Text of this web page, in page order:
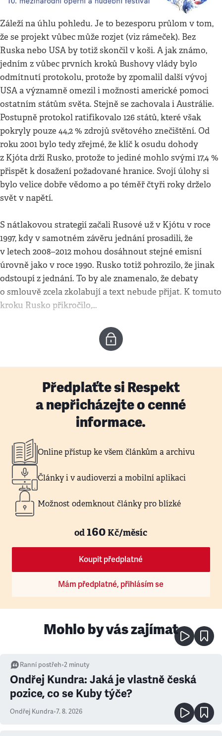
Záleží na úhlu pohledu. Je to bezesporu průlom v tom,
že se projekt vůbec může rozjet (viz rámeček). Bez
Ruska nebo USA by totiž skončil v koši. A jak známo,
jedním z vůbec prvních kroků Bushovy vlády bylo
odmítnutí protokolu, protože by zpomalil další vývoj
USA a významně omezil i možnosti americké pomoci
ostatním státům světa. Stejně se zachovala i Austrálie.
Postupně protokol ratifikovalo 126 států, které však
pokryly pouze 44,2 % zdrojů světového znečištění. Od
roku 2001 bylo tedy zřejmé, že klíč k osudu dohody
z Kjóta drží Rusko, protože to jediné mohlo svými 17,4 %
přispět k dosažení požadované hranice. Svojí úlohy si
bylo velice dobře vědomo a po téměř čtyři roky drželo
svět v napětí.
S nátlakovou strategií začali Rusové už v Kjótu v roce
1997, kdy v samotném závěru jednání prosadili, že
v letech 2008–2012 mohou dosáhnout stejné emisní
úrovně jako v roce 1990. Rusko totiž pohrozilo, že jinak
odstoupí z jednání. To by ale znamenalo, že debaty
o smlouvě zcela zkolabují a text nebude přijat. K tomuto
kroku Rusko přikročilo,…
Předplaťte si Respekt
a nepřicházejte o cenné
informace.
Online přístup ke všem článkům a archivu
Články i v audioverzi a mobilní aplikaci
Možnost odemknout články pro blízké
od160Kč/měsíc
Koupit předplatné
Mám předplatné, přihlásím se
Mohlo by vás zajímat
Ranní postřeh•2 minuty
Ondřej Kundra: Jaká je vlastně česká
pozice, co se Kuby týče?
Ondřej Kundra•7. 8. 2026